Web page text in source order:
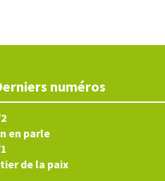
numéros
en parle
de la paix